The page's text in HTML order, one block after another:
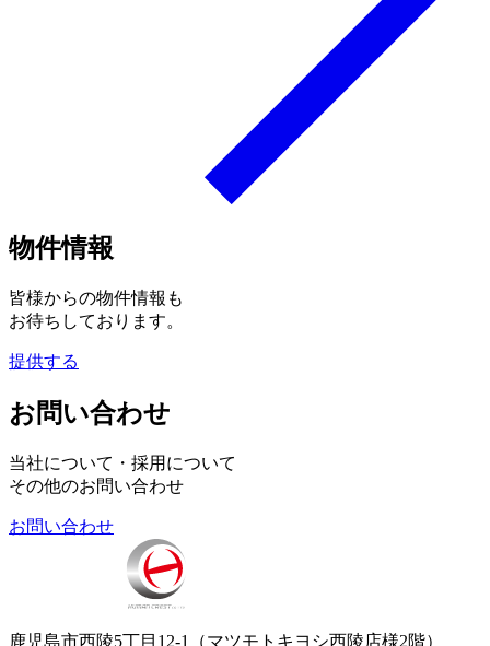
物件情報
皆様からの物件情報も
お待ちしております。
提供する
お問い合わせ
当社について・採用について
その他のお問い合わせ
お問い合わせ
鹿児島市西陵5丁目12-1（マツモトキヨシ西陵店様2階）